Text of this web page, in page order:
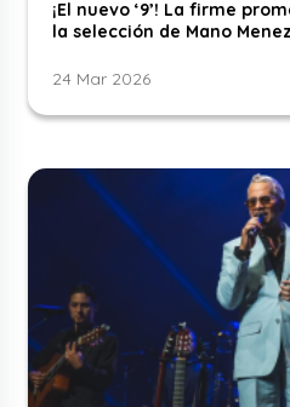
¡El nuevo ‘9’! La firme
la selección de Mano
24 Mar 2026